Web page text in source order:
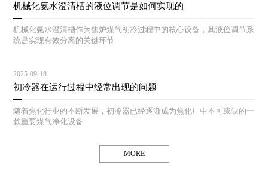
机械化氨水澄清槽的液位调节是如何实现的
机械化氨水澄清槽作为焦炉煤气初冷过程中的核心设备，其液位调节系
统是实现有效分离的关键环节
2025-09-18
初冷器在运行过程中经常出现的问题
随着焦化行业的不断发展，初冷器已经逐渐成为焦化厂中不可或缺的一
款重要煤气净化设备
MORE